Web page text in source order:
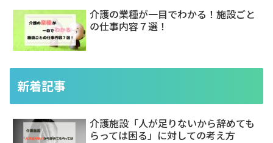
介護の業種が一目でわかる！施設ごと
の仕事内容７選！
新着記事
介護施設「人が足りないから辞めても
らっては困る」に対しての考え方